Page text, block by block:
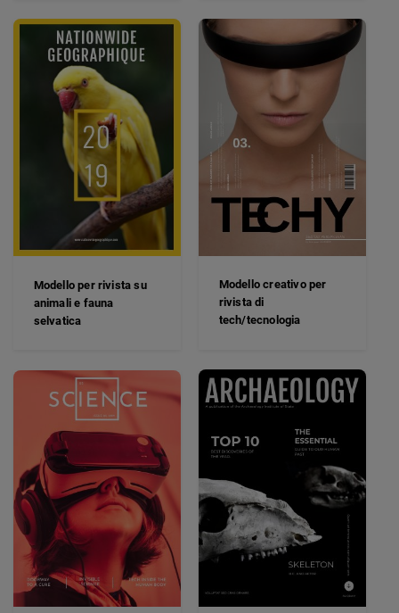
Modello creativo per
rivista di
tech/tecnologia
Modello per rivista su
animali e fauna
selvatica